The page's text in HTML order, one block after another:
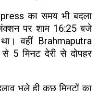
का समय भी बदला
पर शाम 16:25 बजे
वहीं Brahmaputra
5 मिनट देरी से दोपहर
भले ही कुछ मिनटों का